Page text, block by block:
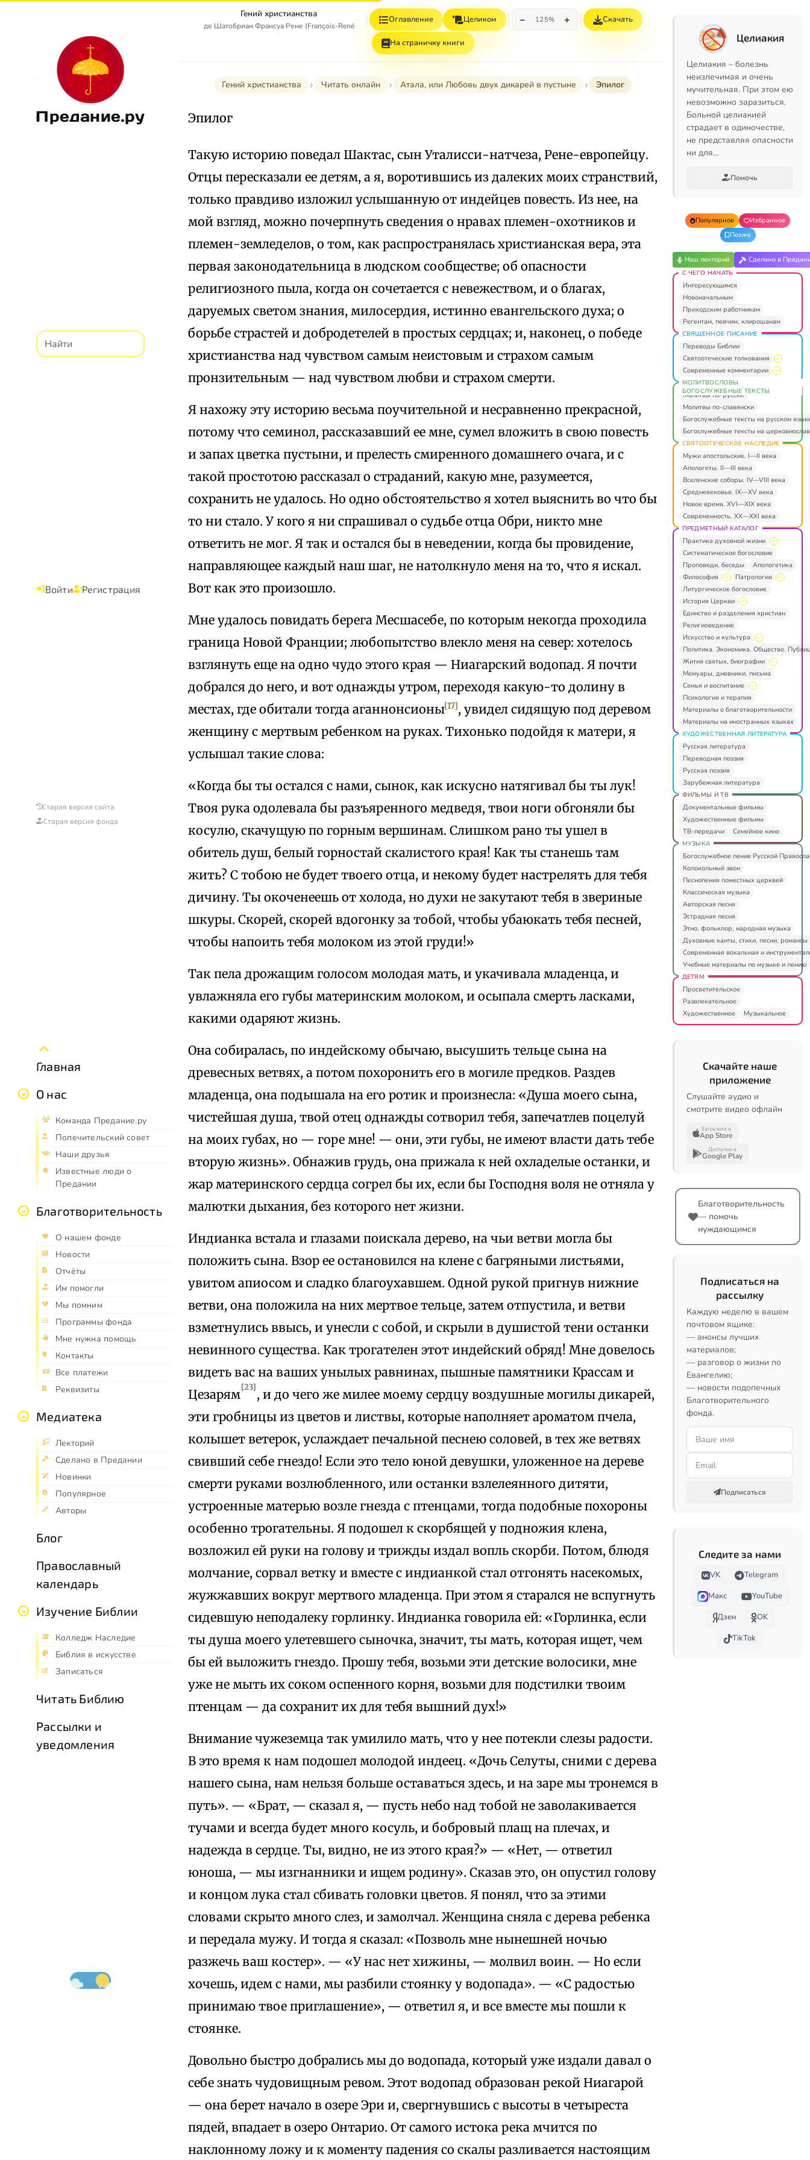
Предание.ру
Войти Регистрация
Старая версия сайта
Старая версия фонда
Главная
О нас
Команда Предание.ру
Попечительский совет
Наши друзья
Известные люди о
Предании
Благотворительность
О нашем фонде
Новости
Отчёты
Им помогли
Мы помним
Программы фонда
Мне нужна помощь
Контакты
Все платежи
Реквизиты
Медиатека
Лекторий
Сделано в Предании
Новинки
Популярное
Авторы
Блог
Православный
календарь
Изучение Библии
Колледж Наследие
Библия в искусстве
Записаться
Читать Библию
Рассылки и
уведомления
Гений христианства
де Шатобриан Франсуа Рене (François-René, vicomte de Chateaubriand)
Оглавление Целиком − 125% + Скачать
На страничку книги
Гений христианства Читать онлайн Атала, или Любовь двух дикарей в пустыне Эпилог
Эпилог
Такую историю поведал Шактас, сын Уталисси-натчеза, Рене-европейцу.
Отцы пересказали ее детям, а я, воротившись из далеких моих странствий,
только правдиво изложил услышанную от индейцев повесть. Из нее, на
мой взгляд, можно почерпнуть сведения о нравах племен-охотников и
племен-земледелов, о том, как распространялась христианская вера, эта
первая законодательница в людском сообществе; об опасности
религиозного пыла, когда он сочетается с невежеством, и о благах,
даруемых светом знания, милосердия, истинно евангельского духа; о
борьбе страстей и добродетелей в простых сердцах; и, наконец, о победе
христианства над чувством самым неистовым и страхом самым
пронзительным — над чувством любви и страхом смерти.
Я нахожу эту историю весьма поучительной и несравненно прекрасной,
потому что семинол, рассказавший ее мне, сумел вложить в свою повесть
и запах цветка пустыни, и прелесть смиренного домашнего очага, и с
такой простотою рассказал о страданий, какую мне, разумеется,
сохранить не удалось. Но одно обстоятельство я хотел выяснить во что бы
то ни стало. У кого я ни спрашивал о судьбе отца Обри, никто мне
ответить не мог. Я так и остался бы в неведении, когда бы провидение,
направляющее каждый наш шаг, не натолкнуло меня на то, что я искал.
Вот как это произошло.
Мне удалось повидать берега Месшасебе, по которым некогда проходила
граница Новой Франции; любопытство влекло меня на север: хотелось
взглянуть еще на одно чудо этого края — Ниагарский водопад. Я почти
добрался до него, и вот однажды утром, переходя какую-то долину в
местах, где обитали тогда аганнонсионы[17], увидел сидящую под деревом
женщину с мертвым ребенком на руках. Тихонько подойдя к матери, я
услышал такие слова:
«Когда бы ты остался с нами, сынок, как искусно натягивал бы ты лук!
Твоя рука одолевала бы разъяренного медведя, твои ноги обгоняли бы
косулю, скачущую по горным вершинам. Слишком рано ты ушел в
обитель душ, белый горностай скалистого края! Как ты станешь там
жить? С тобою не будет твоего отца, и некому будет настрелять для тебя
дичину. Ты окоченеешь от холода, но духи не закутают тебя в звериные
шкуры. Скорей, скорей вдогонку за тобой, чтобы убаюкать тебя песней,
чтобы напоить тебя молоком из этой груди!»
Так пела дрожащим голосом молодая мать, и укачивала младенца, и
увлажняла его губы материнским молоком, и осыпала смерть ласками,
какими одаряют жизнь.
Она собиралась, по индейскому обычаю, высушить тельце сына на
древесных ветвях, а потом похоронить его в могиле предков. Раздев
младенца, она подышала на его ротик и произнесла: «Душа моего сына,
чистейшая душа, твой отец однажды сотворил тебя, запечатлев поцелуй
на моих губах, но — горе мне! — они, эти губы, не имеют власти дать тебе
вторую жизнь». Обнажив грудь, она прижала к ней охладелые останки, и
жар материнского сердца согрел бы их, если бы Господня воля не отняла у
малютки дыхания, без которого нет жизни.
Индианка встала и глазами поискала дерево, на чьи ветви могла бы
положить сына. Взор ее остановился на клене с багряными листьями,
увитом апиосом и сладко благоухавшем. Одной рукой пригнув нижние
ветви, она положила на них мертвое тельце, затем отпустила, и ветви
взметнулись ввысь, и унесли с собой, и скрыли в душистой тени останки
невинного существа. Как трогателен этот индейский обряд! Мне довелось
видеть вас на ваших унылых равнинах, пышные памятники Крассам и
Цезарям{23}, и до чего же милее моему сердцу воздушные могилы дикарей,
эти гробницы из цветов и листвы, которые наполняет ароматом пчела,
колышет ветерок, услаждает печальной песнею соловей, в тех же ветвях
свивший себе гнездо! Если это тело юной девушки, уложенное на дереве
смерти руками возлюбленного, или останки взлелеянного дитяти,
устроенные матерью возле гнезда с птенцами, тогда подобные похороны
особенно трогательны. Я подошел к скорбящей у подножия клена,
возложил ей руки на голову и трижды издал вопль скорби. Потом, блюдя
молчание, сорвал ветку и вместе с индианкой стал отгонять насекомых,
жужжавших вокруг мертвого младенца. При этом я старался не вспугнуть
сидевшую неподалеку горлинку. Индианка говорила ей: «Горлинка, если
ты душа моего улетевшего сыночка, значит, ты мать, которая ищет, чем
бы ей выложить гнездо. Прошу тебя, возьми эти детские волосики, мне
уже не мыть их соком оспенного корня, возьми для подстилки твоим
птенцам — да сохранит их для тебя вышний дух!»
Внимание чужеземца так умилило мать, что у нее потекли слезы радости.
В это время к нам подошел молодой индеец. «Дочь Селуты, сними с дерева
нашего сына, нам нельзя больше оставаться здесь, и на заре мы тронемся в
путь». — «Брат, — сказал я, — пусть небо над тобой не заволакивается
тучами и всегда будет много косуль, и бобровый плащ на плечах, и
надежда в сердце. Ты, видно, не из этого края?» — «Нет, — ответил
юноша, — мы изгнанники и ищем родину». Сказав это, он опустил голову
и концом лука стал сбивать головки цветов. Я понял, что за этими
словами скрыто много слез, и замолчал. Женщина сняла с дерева ребенка
и передала мужу. И тогда я сказал: «Позволь мне нынешней ночью
разжечь ваш костер». — «У нас нет хижины, — молвил воин. — Но если
хочешь, идем с нами, мы разбили стоянку у водопада». — «С радостью
принимаю твое приглашение», — ответил я, и все вместе мы пошли к
стоянке.
Довольно быстро добрались мы до водопада, который уже издали давал о
себе знать чудовищным ревом. Этот водопад образован рекой Ниагарой
— она берет начало в озере Эри и, свергнувшись с высоты в четыреста
пядей, впадает в озеро Онтарио. От самого истока река мчится по
наклонному ложу и к моменту падения со скалы разливается настоящим
Целиакия
Целиакия – болезнь
неизлечимая и очень
мучительная. При этом ею
невозможно заразиться.
Больной целиакией
страдает в одиночестве,
не представляя опасности
ни для…
Помочь
Популярное
Избранное
Позже
Наш лекторий Сделано в
С ЧЕГО НАЧАТЬ
Интересующимся
Новоначальным
Приходским работникам
Регентам, певчим, клирошанам
СВЯЩЕННОЕ ПИСАНИЕ
Переводы Библии
Святоотеческие толкования
Современные комментарии
МОЛИТВОСЛОВЫ.
БОГОСЛУЖЕБНЫЕ ТЕКСТЫ
Молитвы по-русски
Молитвы по-славянски
Богослужебные тексты на русском
Богослужебные тексты на
СВЯТООТЕЧЕСКОЕ НАСЛЕДИЕ
Мужи апостольские. I—II века
Апологеты. II—III века
Вселенские соборы. IV—VIII века
Средневековье. IX—XV века
Новое время. XVI—XIX века
Современность. XX—XXI века
ПРЕДМЕТНЫЙ КАТАЛОГ
Практика духовной жизни
Систематическое богословие
Проповеди, беседы
Апологетика
Философия
Патрология
Литургическое богословие
История Церкви
Единство и разделения христиан
Религиоведение
Искусство и культура
Политика. Экономика. Общество.
Жития святых, биографии
Мемуары, дневники, письма
Семья и воспитание
Психология и терапия
Материалы о благотворительности
Материалы на иностранных языках
ХУДОЖЕСТВЕННАЯ ЛИТЕРАТУРА
Русская литература
Переводная поэзия
Русская поэзия
Зарубежная литература
ФИЛЬМЫ И ТВ
Документальные фильмы
Художественные фильмы
ТВ-передачи
Семейное кино
МУЗЫКА
Богослужебное пение Русской
Колокольный звон
Песнопения поместных церквей
Классическая музыка
Авторская песня
Эстрадная песня
Этно, фольклор, народная музыка
Духовные канты, стихи, песни, романсы
Современная вокальная и
Учебные материалы по музыке и пению
ДЕТЯМ
Просветительское
Развлекательное
Художественное
Музыкальное
Скачайте наше
приложение
Слушайте аудио и
смотрите видео офлайн
Загрузите в
App Store
Доступно в
Google Play
Благотворительность
— помочь
нуждающимся
Подписаться на
рассылку
Каждую неделю в вашем
почтовом ящике:
— анонсы лучших
материалов;
— разговор о жизни по
Евангелию;
— новости подопечных
Благотворительного
фонда.
Подписаться
Следите за нами
VK
Telegram
Макс
YouTube
Дзен
OK
TikTok